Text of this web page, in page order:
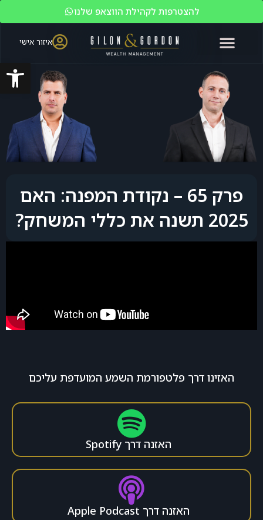
פתח
להצטרפות לקהילת הווצאפ שלנו
איזור אישי
פרק 65 – נקודת המפנה: האם
2025 תשנה את כללי המשחק?
האזינו דרך פלטפורמת השמע המועדפת עליכם
האזנה דרך Spotify
האזנה דרך Apple Podcast